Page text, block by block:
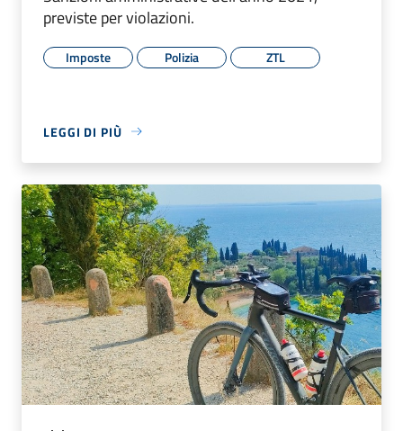
previste per violazioni.
Imposte Polizia ZTL
LEGGI DI PIÙ